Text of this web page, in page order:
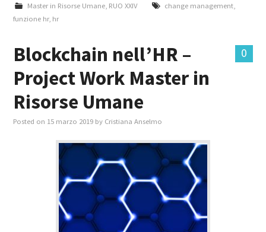
Master in Risorse Umane, RUO XXIV change management,
funzione hr, hr
0
Blockchain nell’HR –
Project Work Master in
Risorse Umane
Posted on 15 marzo 2019 by Cristiana Anselmo